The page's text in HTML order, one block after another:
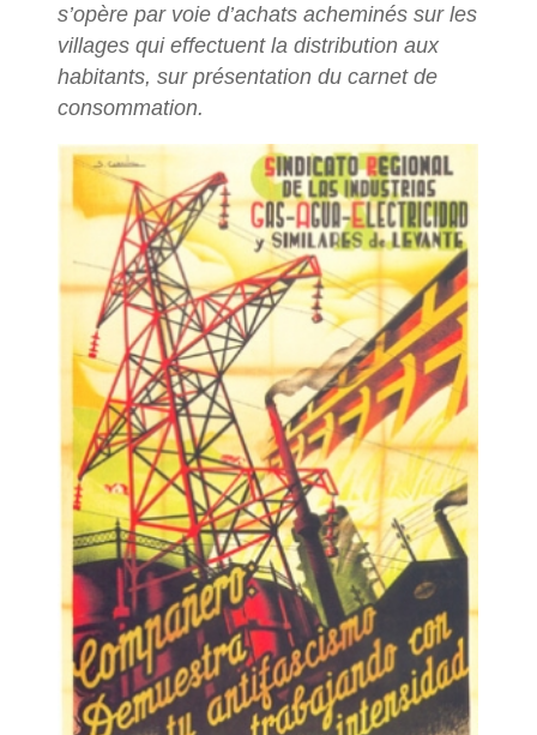
s’opère par voie d’achats acheminés sur les
villages qui effectuent la distribution aux
habitants, sur présentation du carnet de
consommation.